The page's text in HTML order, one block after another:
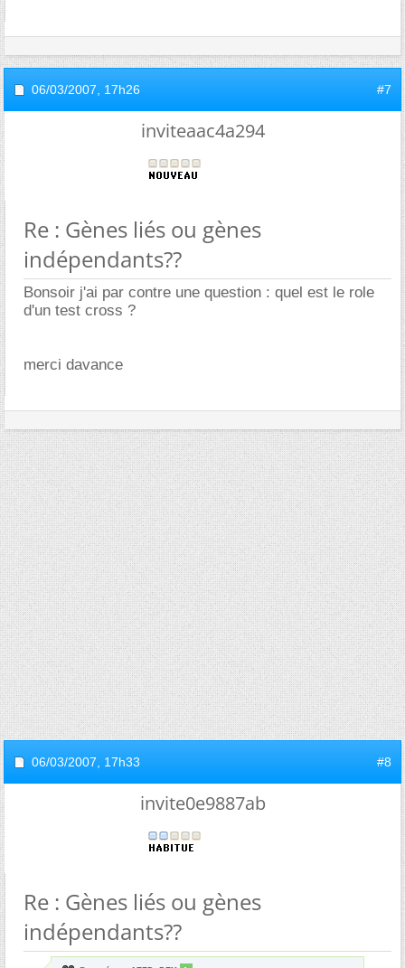
06/03/2007, 17h26 #7
inviteaac4a294
Re : Gènes liés ou gènes
indépendants??
Bonsoir j'ai par contre une question : quel est le role
d'un test cross ?
merci davance
06/03/2007, 17h33 #8
invite0e9887ab
Re : Gènes liés ou gènes
indépendants??